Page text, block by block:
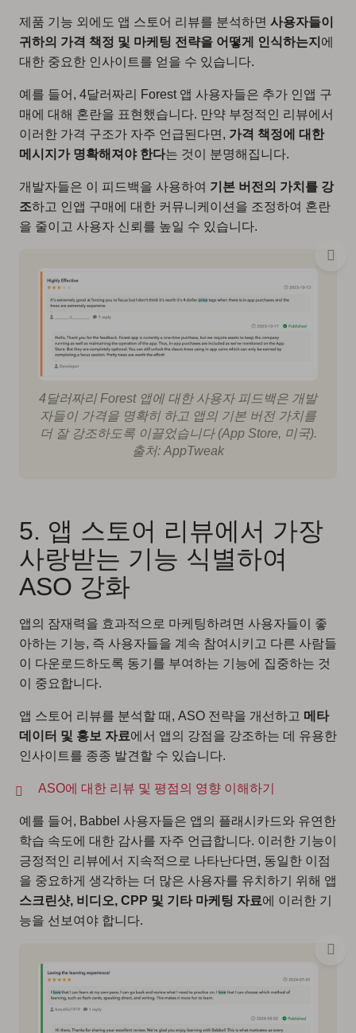
제품 기능 외에도 앱 스토어 리뷰를 분석하면 사용자들이
귀하의 가격 책정 및 마케팅 전략을 어떻게 인식하는지 에
대한 중요한 인사이트를 얻을 수 있습니다.
예를 들어, 4달러짜리 Forest 앱 사용자들은 추가 인앱 구
매에 대해 혼란을 표현했습니다. 만약 부정적인 리뷰에서
이러한 가격 구조가 자주 언급된다면, 가격 책정에 대한
메시지가 명확해져야 한다는 것이 분명해집니다.
개발자들은 이 피드백을 사용하여 기본 버전의 가치를 강
조하고 인앱 구매에 대한 커뮤니케이션을 조정하여 혼란
을 줄이고 사용자 신뢰를 높일 수 있습니다.
4달러짜리 Forest 앱에 대한 사용자 피드백은 개발
자들이 가격을 명확히 하고 앱의 기본 버전 가치를
더 잘 강조하도록 이끌었습니다 (App Store, 미국).
출처: AppTweak
5. 앱 스토어 리뷰에서 가장
사랑받는 기능 식별하여
ASO 강화
앱의 잠재력을 효과적으로 마케팅하려면 사용자들이 좋
아하는 기능, 즉 사용자들을 계속 참여시키고 다른 사람들
이 다운로드하도록 동기를 부여하는 기능에 집중하는 것
이 중요합니다.
앱 스토어 리뷰를 분석할 때, ASO 전략을 개선하고 메타
데이터 및 홍보 자료에서 앱의 강점을 강조하는 데 유용한
인사이트를 종종 발견할 수 있습니다.
ASO에 대한 리뷰 및 평점의 영향 이해하기
예를 들어, Babbel 사용자들은 앱의 플래시카드와 유연한
학습 속도에 대한 감사를 자주 언급합니다. 이러한 기능이
긍정적인 리뷰에서 지속적으로 나타난다면, 동일한 이점
을 중요하게 생각하는 더 많은 사용자를 유치하기 위해 앱
스크린샷, 비디오, CPP 및 기타 마케팅 자료에 이러한 기
능을 선보여야 합니다.